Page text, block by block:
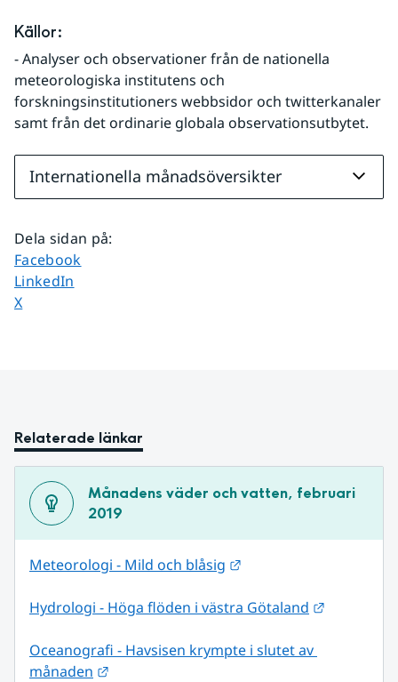
Källor:
- Analyser och observationer från de nationella
meteorologiska institutens och
forskningsinstitutioners webbsidor och twitterkanaler
samt från det ordinarie globala observationsutbytet.
Internationella månadsöversikter
Dela sidan på:
Dela sidan på
Facebook
Dela sidan på
LinkedIn
Dela sidan på
X
Relaterade länkar
Månadens väder och vatten, februari
2019
Meteorologi - Mild och blåsig
Hydrologi - Höga flöden i västra Götaland
Oceanografi - Havsisen krympte i slutet av
månaden